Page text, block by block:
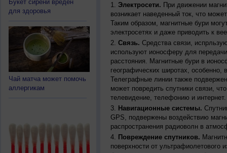
Букет сирени вреден
для здоровья
Чай матча может помочь
аллергикам
Электросети. При движении
возникает наведенный ток, что
Таким образом, магнитные бури
электросетях и даже приводить к
Связь. Средства связи,
используют ионосферу для
расстояния. Магнитные бури в
географических широтах,
Телеграфные линии также
может повредить спутники связи,
телевидение, телефонию и интернет.
Навигационные системы.
GPS, подвержены воздействию
распространения радиоволн в
Повреждение спутников.
поверхности от ультрафиолетового